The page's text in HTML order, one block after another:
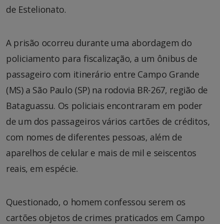
de Estelionato.
A prisão ocorreu durante uma abordagem do
policiamento para fiscalização, a um ônibus de
passageiro com itinerário entre Campo Grande
(MS) a São Paulo (SP) na rodovia BR-267, região de
Bataguassu. Os policiais encontraram em poder
de um dos passageiros vários cartões de créditos,
com nomes de diferentes pessoas, além de
aparelhos de celular e mais de mil e seiscentos
reais, em espécie.
Questionado, o homem confessou serem os
cartões objetos de crimes praticados em Campo